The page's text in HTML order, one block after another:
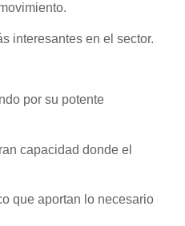
interesantes en el sector.
por su potente
capacidad donde el
que aportan lo necesario